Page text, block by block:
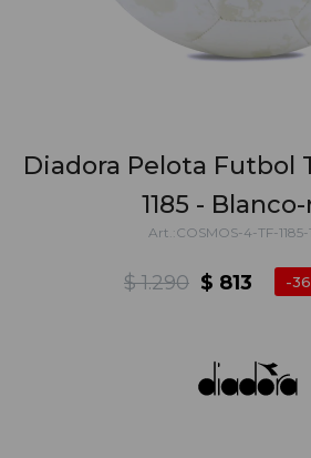
Diadora Pelota Futbol
1185 -
COSMOS-4-TF-1185-
$ 813
$ 1.290 36